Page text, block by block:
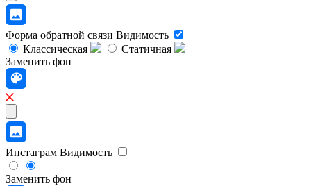
Форма обратной связи Видимость
Классическая
Статичная
Заменить фон
Инстаграм Видимость
Заменить фон